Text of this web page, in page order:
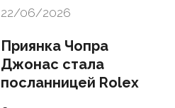
22/06/2026
Приянка Чопра
Джонас стала
посланницей Rolex